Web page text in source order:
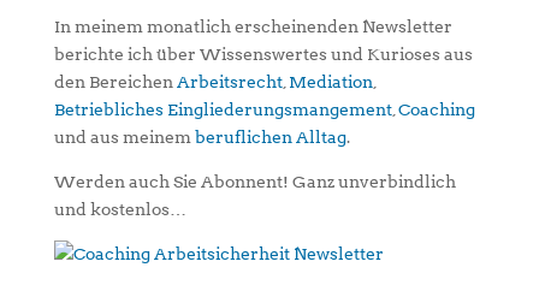
In meinem monatlich erscheinenden Newsletter
berichte ich über Wissenswertes und Kurioses aus
den BereichenArbeitsrecht,Mediation,
Betriebliches Eingliederungsmangement,Coaching
und aus meinemberuflichen Alltag.
Werden auch Sie Abonnent! Ganz unverbindlich
und kostenlos…